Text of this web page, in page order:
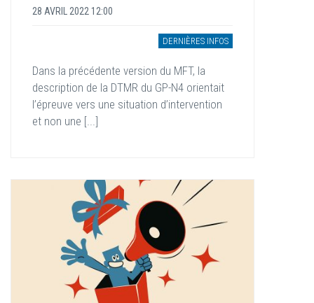
28 AVRIL 2022 12:00
DERNIÈRES INFOS
Dans la précédente version du MFT, la
description de la DTMR du GP-N4 orientait
l’épreuve vers une situation d’intervention
et non une [...]